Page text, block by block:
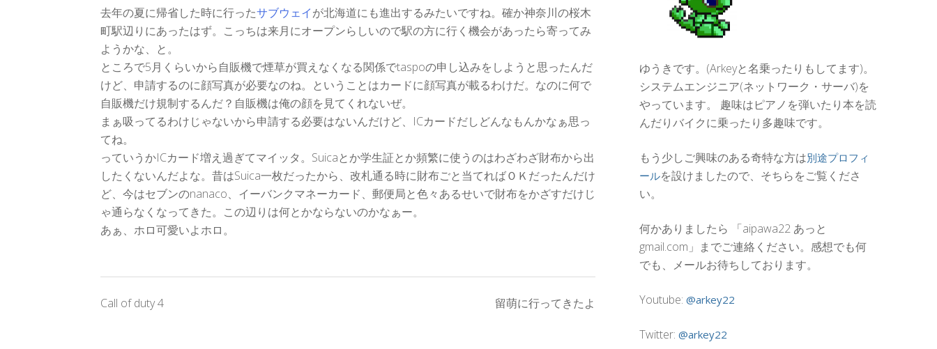
去年の夏に帰省した時に行ったサブウェイが北海道にも進出するみたいですね。確か神奈川の桜木
町駅辺りにあったはず。こっちは来月にオープンらしいので駅の方に行く機会があったら寄ってみ
ようかな、と。
ところで5月くらいから自販機で煙草が買えなくなる関係でtaspoの申し込みをしようと思ったんだ
けど、申請するのに顔写真が必要なのね。ということはカードに顔写真が載るわけだ。なのに何で
自販機だけ規制するんだ？自販機は俺の顔を見てくれないぜ。
まぁ吸ってるわけじゃないから申請する必要はないんだけど、ICカードだしどんなもんかなぁ思っ
てね。
っていうかICカード増え過ぎてマイッタ。Suicaとか学生証とか頻繁に使うのはわざわざ財布から出
したくないんだよな。昔はSuica一枚だったから、改札通る時に財布ごと当てればＯＫだったんだけ
ど、今はセブンのnanaco、イーバンクマネーカード、郵便局と色々あるせいで財布をかざすだけじ
ゃ通らなくなってきた。この辺りは何とかならないのかなぁー。
あぁ、ホロ可愛いよホロ。
投
Call of duty 4 留萌に行ってきたよ
ゆうきです。(Arkeyと名乗ったりもしてます)。
システムエンジニア(ネットワーク・サーバ)を
やっています。 趣味はピアノを弾いたり本を読
んだりバイクに乗ったり多趣味です。
もう少しご興味のある奇特な方は別途プロフィ
ールを設けましたので、そちらをご覧くださ
い。
何かありましたら 「aipawa22 あっと
gmail.com」までご連絡ください。感想でも何
でも、メールお待ちしております。
Youtube: @arkey22
Twitter: @arkey22